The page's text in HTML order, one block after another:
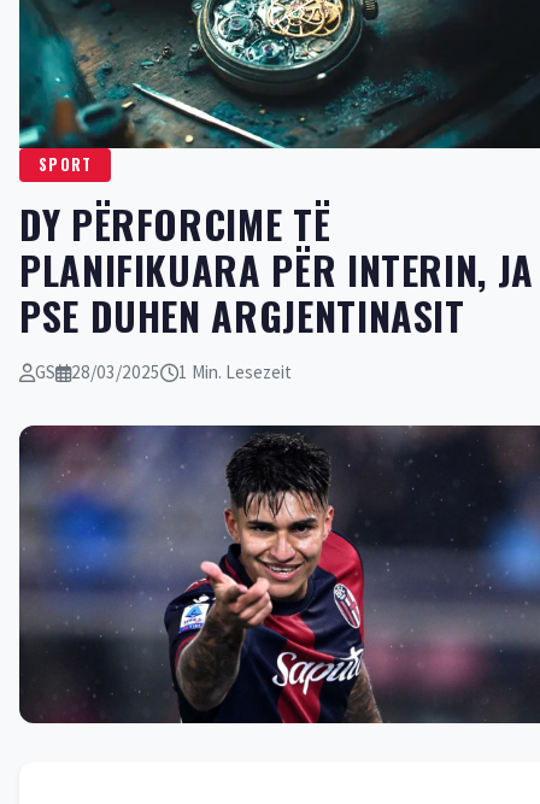
SPORT
DY PËRFORCIME TË
PLANIFIKUARA PËR INTERIN, JA
PSE DUHEN ARGJENTINASIT
GS 28/03/2025 1 Min. Lesezeit